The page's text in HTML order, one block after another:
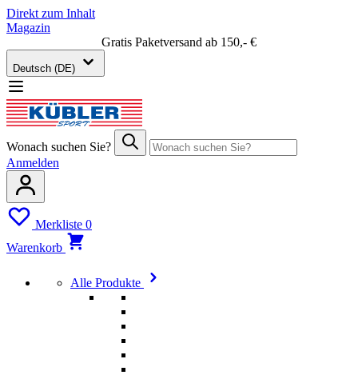
Direkt zum Inhalt
Magazin
Gratis Paketversand ab 150,- €
Deutsch (DE)
Wonach suchen Sie?
Anmelden
Merkliste 0
Warenkorb
Alle Produkte